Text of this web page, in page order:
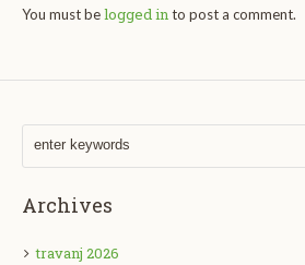
You must belogged into post a comment.
Archives
travanj 2026